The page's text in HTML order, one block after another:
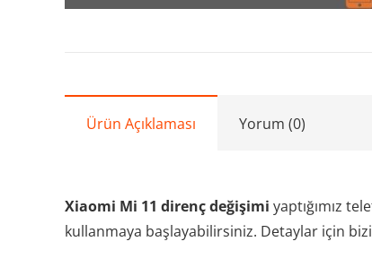
Ürün Açıklaması Yorum (0)
Xiaomi Mi 11 direnç değişimi yaptığımız
kullanmaya başlayabilirsiniz. Detaylar için